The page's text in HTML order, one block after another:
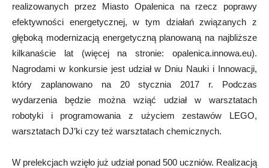
realizowanych przez Miasto Opalenica na rzecz poprawy
efektywności energetycznej, w tym działań związanych z
głęboką modernizacją energetyczną planowaną na najbliższe
kilkanaście lat (więcej na stronie: opalenica.innowa.eu).
Nagrodami w konkursie jest udział w Dniu Nauki i Innowacji,
który zaplanowano na 20 stycznia 2017 r. Podczas
wydarzenia będzie można wziąć udział w warsztatach
robotyki i programowania z użyciem zestawów LEGO,
warsztatach DJ’ki czy też warsztatach chemicznych.
W prelekcjach wzięło już udział ponad 500 uczniów. Realizacją